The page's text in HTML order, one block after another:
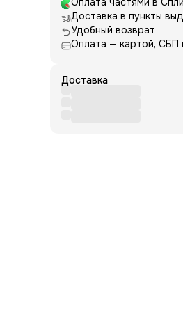
Доставка в пункты
Удобный возврат
Оплата — картой, СБП
Доставка